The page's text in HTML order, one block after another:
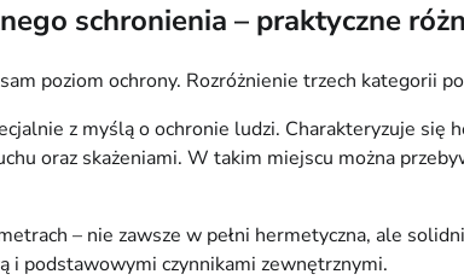
schronienia – praktyczne
poziom ochrony. Rozróżnienie trzech kategorii
z myślą o ochronie ludzi. Charakteryzuje
oraz skażeniami. W takim miejscu można
– nie zawsze w pełni hermetyczna, ale
i podstawowymi czynnikami zewnętrznymi.